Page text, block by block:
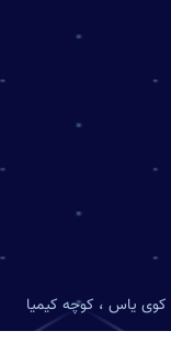
سعادت آباد،خیابان ۳۸ غربی ، کوی یاس ، کوچه کیمیا